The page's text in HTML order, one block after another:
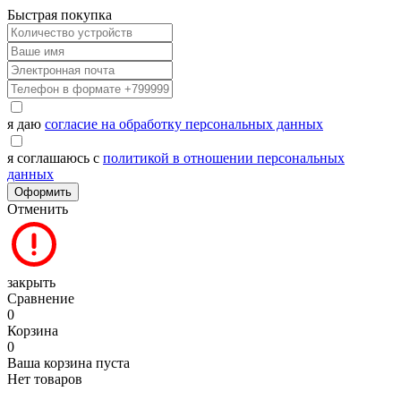
Быстрая покупка
я даю согласие на обработку персональных данных
я соглашаюсь с политикой в отношении персональных
данных
Оформить
Отменить
закрыть
Сравнение
0
Корзина
0
Ваша корзина пуста
Нет товаров